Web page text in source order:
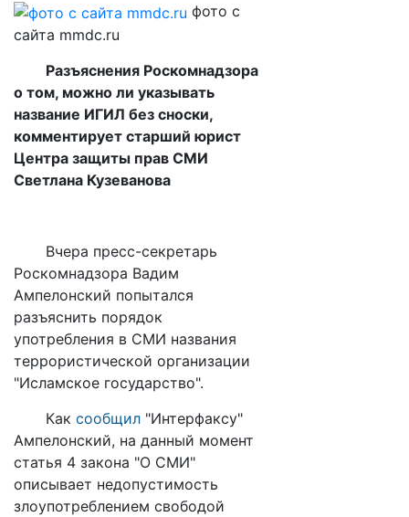
фото с
сайта mmdc.ru
Разъяснения Роскомнадзора
о том, можно ли указывать
название ИГИЛ без сноски,
комментирует старший юрист
Центра защиты прав СМИ
Светлана Кузеванова
Вчера пресс-секретарь
Роскомнадзора Вадим
Ампелонский попытался
разъяснить порядок
употребления в СМИ названия
террористической организации
"Исламское государство".
Как сообщил "Интерфаксу"
Ампелонский, на данный момент
статья 4 закона "О СМИ"
описывает недопустимость
злоупотреблением свободой